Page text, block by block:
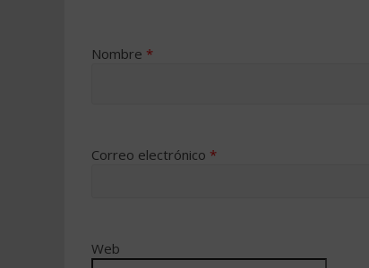
Nombre *
Correo electrónico *
Web